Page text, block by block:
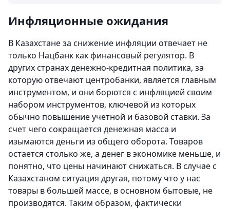
Инфляционные ожидания
В Казахстане за снижение инфляции отвечает не
только Нацбанк как финансовый регулятор. В
других странах денежно-кредитная политика, за
которую отвечают центробанки, является главным
инструментом, и они борются с инфляцией своим
набором инструментов, ключевой из которых
обычно повышение учетной и базовой ставки. За
счет чего сокращается денежная масса и
изымаются деньги из общего оборота. Товаров
остается столько же, а денег в экономике меньше, и
понятно, что цены начинают снижаться. В случае с
Казахстаном ситуация другая, потому что у нас
товары в большей массе, в основном бытовые, не
производятся. Таким образом, фактически